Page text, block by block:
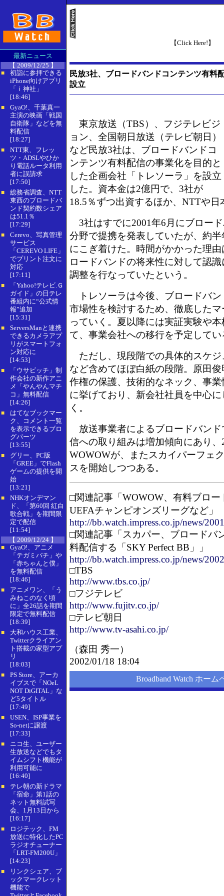
最新ニュース
【 2009/12/25 】
■
初詣に参拝できる
iPhone向けアプリ
「ｉ神社」
[18:46]
■
GyaO!、千葉真一
主演の映画「戦国
自衛隊」などを無
料配信
[18:27]
■
NTT東、フレッ
ツ・ADSLやひか
り電話ルータ利用
者に誤請求
[17:50]
■
総務省調査、NTT
東西のブロードバ
ンド契約数シェア
は51.1％
[17:29]
■
Cerevo、写真管理
サービス
「CEREVO LIFE」
でプリント注文に
対応
[17:11]
■
「Yahoo!テレビ.Ｇ
ガイド」の日テレ
番組内に“公式情
報”追加
[15:31]
■
ServersManと連携
できるカメラアプ
リがスマートフォ
ン対応に
[14:53]
■
「ウサビッチ」制
作会社の新作アニ
メ「やんやんマチ
コ」無料配信
[14:26]
■
はてなブックマー
ク、コメント一覧
を表示できるブロ
グパーツ
[13:55]
■
グリー、PC版
「GREE」でFlash
ゲームの提供を開
始
[13:21]
■
NHKオンデマン
ド、「第60回 紅白
歌合戦」を期間限
定で配信
[11:54]
【 2009/12/24 】
■
GyaO!、アニメ
「テガミバチ」や
「赤ちゃんと僕」
を無料配信
[18:46]
■
アニメワン、「う
みねこのなく頃
に」全26話を期間
限定で無料配信
[18:39]
■
大和ハウス工業、
Twitterクライアン
ト搭載の家型アプ
リ
[18:03]
■
PS Store、アーカ
イブスで「NOeL
NOT DiGITAL」な
ど5タイトル
[17:49]
■
USEN、ISP事業を
So-netに譲渡
[17:33]
■
ニコ生、ユーザー
生放送などでもタ
イムシフト機能が
利用可能に
[16:40]
■
テレ朝の新ドラマ
「宿命」第1話の
ネット無料試写
会、1月13日から
[16:17]
■
ロジテック、FM
放送に特化したPC
ラジオチューナー
「LRT-FM200U」
[14:23]
■
リンクシェア、ブ
ックマークレット
機能で
【Click Here!】
民放3社、ブロードバンドコンテンツ有料
設立
東京放送（TBS）、フジテレビジ
ョン、全国朝日放送（テレビ朝日）
など民放3社は、ブロードバンドコ
ンテンツ有料配信の事業化を目的と
した企画会社「トレソーラ」を設立
した。資本金は2億円で、3社が
18.5％ずつ出資するほか、NTTや
3社はすでに2001年6月にブロー
分野で提携を発表していたが、約
にこぎ着けた。時間がかかった理
ロードバンドの将来性に対して認
調整を行なっていたという。
トレソーラは今後、ブロードバン
市場性を検討するため、徹底した
っていく。夏以降には実証実験や
て、事業会社への移行を予定してい
ただし、現段階での具体的スケジ
など含めてほぼ白紙の段階。原田
作権の保護、技術的なネック、事
に挙げており、新会社社員を中心
く。
放送事業者によるブロードバンド
信への取り組みは増加傾向にあり、
WOWOWが、またスカイパーフェ
スを開始しつつある。
□関連記事「WOWOW、有料ブロ
UEFAチャンピオンズリーグなど」
http://bb.watch.impress.co.jp/news/
□関連記事「スカパー、ブロードバ
料配信する「SKY Perfect BB」」
http://bb.watch.impress.co.jp/news/
□TBS
http://www.tbs.co.jp/
□フジテレビ
http://www.fujitv.co.jp/
□テレビ朝日
http://www.tv-asahi.co.jp/
（森田 秀一）
2002/01/18 18:04
Broadband Watch ホーム